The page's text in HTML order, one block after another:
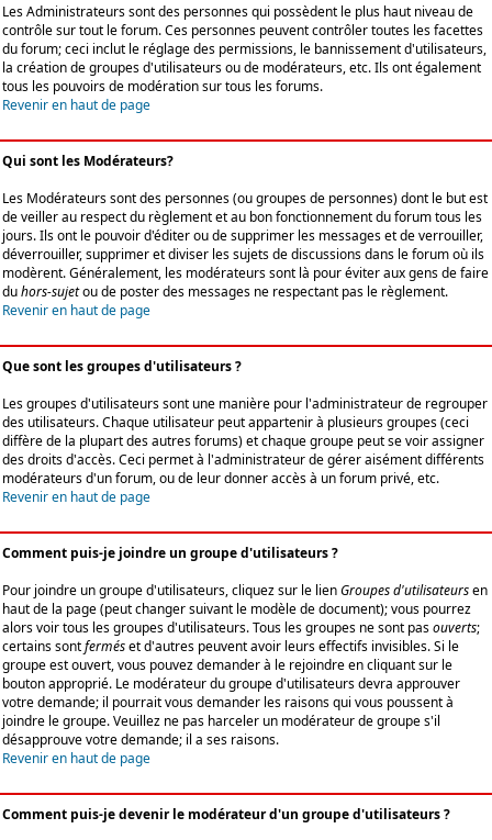
Les Administrateurs sont des personnes qui possèdent le plus haut niveau de
contrôle sur tout le forum. Ces personnes peuvent contrôler toutes les facettes
du forum; ceci inclut le réglage des permissions, le bannissement d'utilisateurs,
la création de groupes d'utilisateurs ou de modérateurs, etc. Ils ont également
tous les pouvoirs de modération sur tous les forums.
Revenir en haut de page
Qui sont les Modérateurs?
Les Modérateurs sont des personnes (ou groupes de personnes) dont le but est
de veiller au respect du règlement et au bon fonctionnement du forum tous les
jours. Ils ont le pouvoir d'éditer ou de supprimer les messages et de verrouiller,
déverrouiller, supprimer et diviser les sujets de discussions dans le forum où ils
modèrent. Généralement, les modérateurs sont là pour éviter aux gens de faire
duhors-sujetou de poster des messages ne respectant pas le règlement.
Revenir en haut de page
Que sont les groupes d'utilisateurs ?
Les groupes d'utilisateurs sont une manière pour l'administrateur de regrouper
des utilisateurs. Chaque utilisateur peut appartenir à plusieurs groupes (ceci
diffère de la plupart des autres forums) et chaque groupe peut se voir assigner
des droits d'accès. Ceci permet à l'administrateur de gérer aisément différents
modérateurs d'un forum, ou de leur donner accès à un forum privé, etc.
Revenir en haut de page
Comment puis-je joindre un groupe d'utilisateurs ?
Pour joindre un groupe d'utilisateurs, cliquez sur le lienGroupes d'utilisateursen
haut de la page (peut changer suivant le modèle de document); vous pourrez
alors voir tous les groupes d'utilisateurs. Tous les groupes ne sont pasouverts;
certains sontferméset d'autres peuvent avoir leurs effectifs invisibles. Si le
groupe est ouvert, vous pouvez demander à le rejoindre en cliquant sur le
bouton approprié. Le modérateur du groupe d'utilisateurs devra approuver
votre demande; il pourrait vous demander les raisons qui vous poussent à
joindre le groupe. Veuillez ne pas harceler un modérateur de groupe s'il
désapprouve votre demande; il a ses raisons.
Revenir en haut de page
Comment puis-je devenir le modérateur d'un groupe d'utilisateurs ?